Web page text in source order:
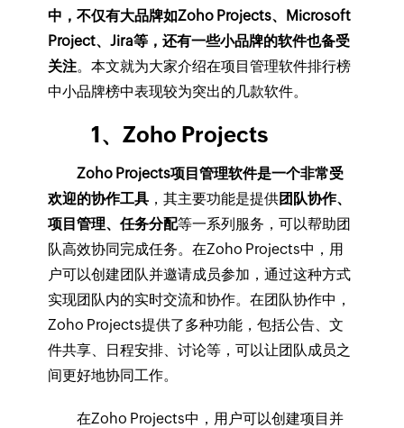
中，不仅有大品牌如Zoho Projects、Microsoft
Project、Jira等，还有一些小品牌的软件也备受
关注。本文就为大家介绍在项目管理软件排行榜
中小品牌榜中表现较为突出的几款软件。
1、Zoho Projects
Zoho Projects项目管理软件是一个非常受
欢迎的协作工具，其主要功能是提供团队协作、
项目管理、任务分配等一系列服务，可以帮助团
队高效协同完成任务。在Zoho Projects中，用
户可以创建团队并邀请成员参加，通过这种方式
实现团队内的实时交流和协作。在团队协作中，
Zoho Projects提供了多种功能，包括公告、文
件共享、日程安排、讨论等，可以让团队成员之
间更好地协同工作。
在Zoho Projects中，用户可以创建项目并